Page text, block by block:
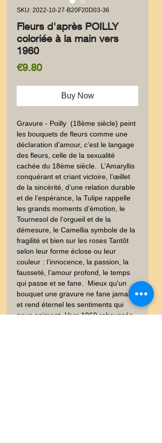
SKU: 2022-10-27-B20F20D03-36
Fleurs d'après POILLY
coloriée à la main vers
1960
€9.80Price
Buy Now
Gravure - Poilly  (18ème siècle) peint
les bouquets de fleurs comme une
déclaration d’amour, c’est le langage
des fleurs, celle de la sexualité
cachée du 18ème siècle.  L’Amaryllis
conquérant et criant victoire, l’œillet
de la sincérité, d’une relation durable
et de l’espérance, la Tulipe rappelle
les grands moments d’émotion, le
Tournesol de l’orgueil et de la
démesure, le Camellia symbole de la
fragilité et bien sur les roses Tantôt
selon leur forme éclose ou leur
couleur : l’innocence, la passion, la
fausseté, l’amour profond, le temps
qui passe et se fane.  Mieux qu'un
bouquet une gravure ne fane jamais
et rend éternel les sentiments qui
nous animent.-Vers 1960 rehaussée